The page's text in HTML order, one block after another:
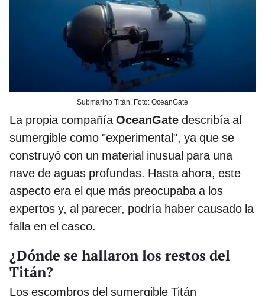
Submarino Titán. Foto: OceanGate
La propia compañía OceanGate describía al
sumergible como "experimental", ya que se
construyó con un material inusual para una
nave de aguas profundas. Hasta ahora, este
aspecto era el que más preocupaba a los
expertos y, al parecer, podría haber causado la
falla en el casco.
¿Dónde se hallaron los restos del
Titán?
Los escombros del sumergible Titán